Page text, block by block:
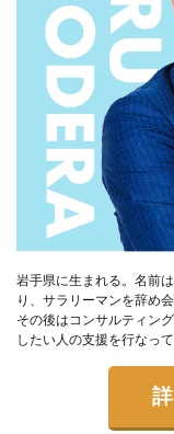
岩手県に生まれる。名前
り、サラリーマンを辞め
その後はコンサルティン
したい人の支援を行なって